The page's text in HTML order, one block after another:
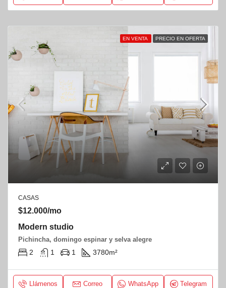
EN VENTA PRECIO EN OFERTA
CASAS
$12.000/mo
Modern studio
Pichincha, domingo espinar y selva alegre
2 1 1 3780m²
Llámenos Correo WhatsApp Telegram